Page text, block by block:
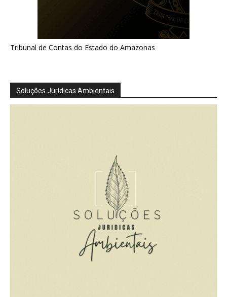
Tribunal de Contas do Estado do Amazonas
Soluções Jurídicas Ambientais